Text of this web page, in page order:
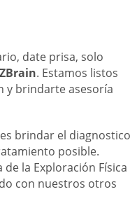
date prisa, solo
. Estamos listos
y brindarte asesoría
brindar el diagnostico
posible.
la Exploración Física
con nuestros otros